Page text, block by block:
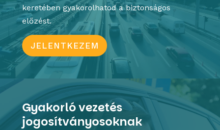
keretében gyakorolhatod a biztonságos
előzést.
JELENTKEZEM
Gyakorló vezetés
jogosítványosoknak